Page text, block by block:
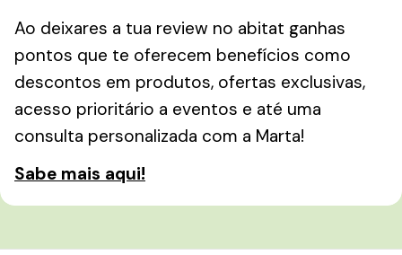
Ao deixares a tua review no abitat ganhas
pontos que te oferecem benefícios como
descontos em produtos, ofertas exclusivas,
acesso prioritário a eventos e até uma
consulta personalizada com a Marta!
Sabe mais aqui!